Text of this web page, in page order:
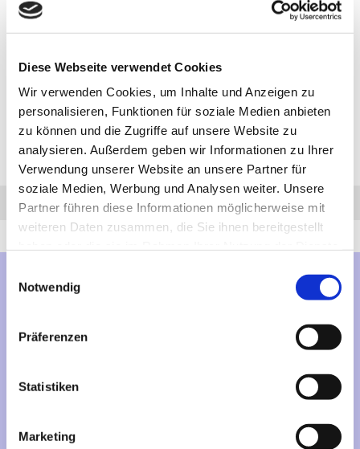
Diese Webseite verwendet Cookies
Wir verwenden Cookies, um Inhalte und Anzeigen zu
personalisieren, Funktionen für soziale Medien anbieten
zu können und die Zugriffe auf unsere Website zu
analysieren. Außerdem geben wir Informationen zu Ihrer
Verwendung unserer Website an unsere Partner für
soziale Medien, Werbung und Analysen weiter. Unsere
Partner führen diese Informationen möglicherweise mit
weiteren Daten zusammen, die Sie ihnen bereitgestellt
Notwendig
Präferenzen
Statistiken
Marketing
Anfrage Anrufen AHK-Finder
Mehr über...
Vertrag widerrufen
Informationen